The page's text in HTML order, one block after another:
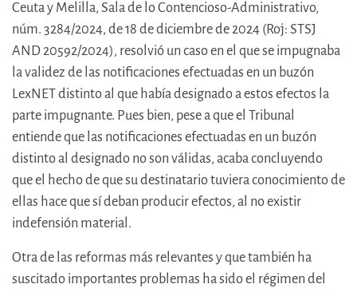
Ceuta y Melilla, Sala de lo Contencioso-Administrativo,
núm. 3284/2024, de 18 de diciembre de 2024 (Roj: STSJ
AND 20592/2024), resolvió un caso en el que se impugnaba
la validez de las notificaciones efectuadas en un buzón
LexNET distinto al que había designado a estos efectos la
parte impugnante. Pues bien, pese a que el Tribunal
entiende que las notificaciones efectuadas en un buzón
distinto al designado no son válidas, acaba concluyendo
que el hecho de que su destinatario tuviera conocimiento de
ellas hace que sí deban producir efectos, al no existir
indefensión material.
Otra de las reformas más relevantes y que también ha
suscitado importantes problemas ha sido el régimen del